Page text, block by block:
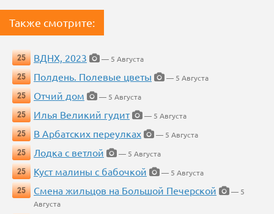
Также смотрите:
25 ВДНХ, 2023
— 5 Августа
25
Полдень. Полевые цветы
— 5 Августа
25
Отчий дом
— 5 Августа
25
Илья Великий гудит
— 5 Августа
25
В Арбатских переулках
— 5 Августа
25
Лодка с ветлой
— 5 Августа
25
Куст малины с бабочкой
— 5 Августа
25
Смена жильцов на Большой Печерской
— 5
Августа